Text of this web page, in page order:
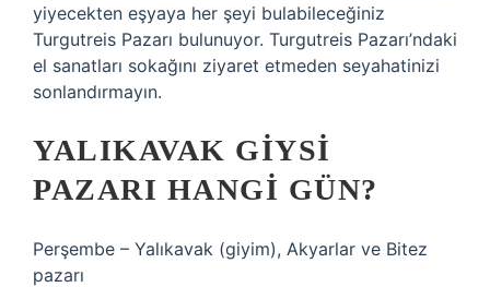
yiyecekten eşyaya her şeyi bulabileceğiniz
Turgutreis Pazarı bulunuyor. Turgutreis Pazarı’ndaki
el sanatları sokağını ziyaret etmeden seyahatinizi
sonlandırmayın.
YALIKAVAK GIYSI
PAZARI HANGI GÜN?
Perşembe – Yalıkavak (giyim), Akyarlar ve Bitez
pazarı